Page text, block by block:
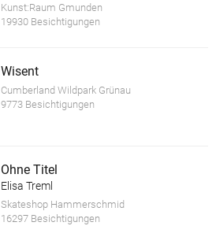
Kunst:Raum Gmunden
19930 Besichtigungen
Wisent
Cumberland Wildpark Grünau
9773 Besichtigungen
Ohne Titel
Elisa Treml
Skateshop Hammerschmid
16297 Besichtigungen